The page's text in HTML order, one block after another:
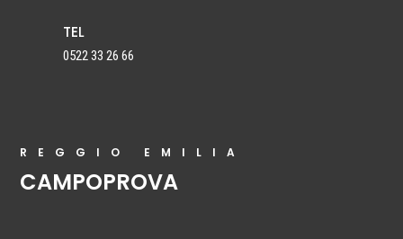
TEL
0522 33 26 66
REGGIO EMILIA
CAMPOPROVA